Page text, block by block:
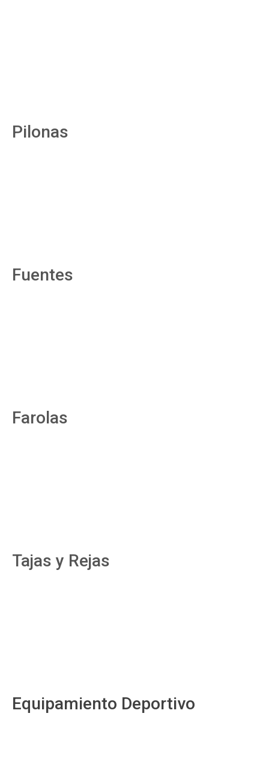
Pilonas
Fuentes
Farolas
Tajas y Rejas
Equipamiento Deportivo